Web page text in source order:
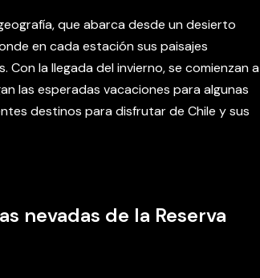
que abarca desde un desierto
en cada estación sus paisajes
la llegada del invierno, se comienzan a
las esperadas vacaciones para algunas
destinos para disfrutar de Chile y sus
nevadas de la Reserva